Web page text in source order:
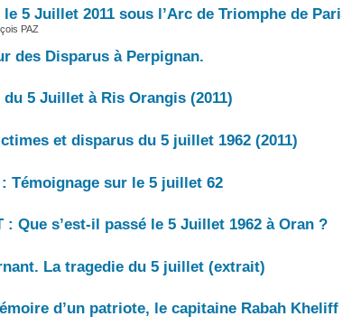
5 Juillet 2011 sous l’Arc de Triomphe de
PAZ
des Disparus à Perpignan.
5 Juillet à Ris Orangis (2011)
et disparus du 5 juillet 1962 (2011)
: Témoignage sur le 5 juillet 62
: Que s’est-il passé le 5 Juillet 1962 à Oran ?
La tragedie du 5 juillet (extrait)
d’un patriote, le capitaine Rabah Kheliff